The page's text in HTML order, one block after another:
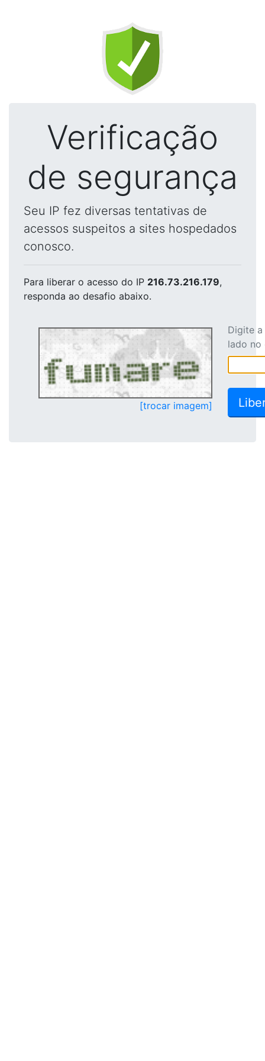
Verificação
de segurança
Seu IP fez diversas tentativas de
acessos suspeitos a sites hospedados
conosco.
Para liberar o acesso do IP 216.73.216.179,
responda ao desafio abaixo.
[trocar imagem]
Digite
lado no